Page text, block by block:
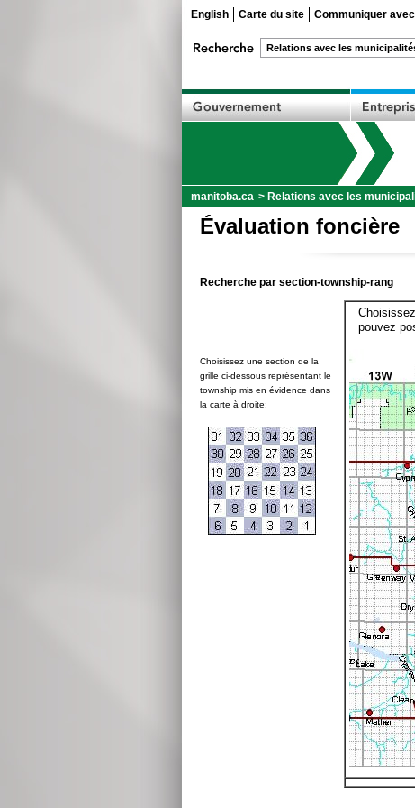
English Carte du site Communiquer
manitoba.ca > Relations avec les
Évaluation foncière
Recherche par section-township-rang
Choisissez une section de la
grille ci-dessous représentant le
township mis en évidence dans
la carte à droite:
pouvez